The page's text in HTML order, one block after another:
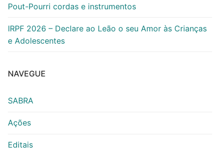
Pout-Pourri cordas e instrumentos
IRPF 2026 – Declare ao Leão o seu Amor às Crianças
e Adolescentes
NAVEGUE
SABRA
Ações
Editais